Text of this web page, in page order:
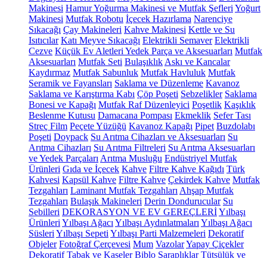
Makinesi Hamur Yoğurma Makinesi ve Mutfak Şefleri Yoğurt
Makinesi Mutfak Robotu İçecek Hazırlama Narenciye
Sıkacağı Çay Makineleri Kahve Makinesi Kettle ve Su
Isıtıcılar Katı Meyve Sıkacağı Elektrikli Semaver Elektrikli
Cezve Küçük Ev Aletleri Yedek Parça ve Aksesuarları Mutfak
Aksesuarları Mutfak Seti Bulaşıklık Askı ve Kancalar
Kaydırmaz Mutfak Sabunluk Mutfak Havluluk Mutfak
Seramik ve Fayansları Saklama ve Düzenleme Kavanoz
Saklama ve Karıştırma Kabı Çöp Poşeti Sebzelikler Saklama
Bonesi ve Kapağı Mutfak Raf Düzenleyici Poşetlik Kaşıklık
Beslenme Kutusu Damacana Pompası Ekmeklik Sefer Tası
Streç Film Peçete Yüzüğü Kavanoz Kapağı Pipet Buzdolabı
Poşeti Doypack Su Arıtma Cihazları ve Aksesuarları Su
Arıtma Cihazları Su Arıtma Filtreleri Su Arıtma Aksesuarları
ve Yedek Parçaları Arıtma Musluğu Endüstriyel Mutfak
Ürünleri Gıda ve İçecek Kahve Filtre Kahve Kağıdı Türk
Kahvesi Kapsül Kahve Filtre Kahve Çekirdek Kahve Mutfak
Tezgahları Laminant Mutfak Tezgahları Ahşap Mutfak
Tezgahları Bulaşık Makineleri Derin Dondurucular Su
Sebilleri DEKORASYON VE EV GEREÇLERİYılbaşı
Ürünleri Yılbaşı Ağacı Yılbaşı Aydınlatmaları Yılbaşı Ağacı
Süsleri Yılbaşı Sepeti Yılbaşı Parti Malzemeleri Dekoratif
Objeler Fotoğraf Çerçevesi Mum VazolarYapay Çiçekler
Dekoratif Tabak ve Kaseler Biblo Şaraplıklar Tütsülük ve